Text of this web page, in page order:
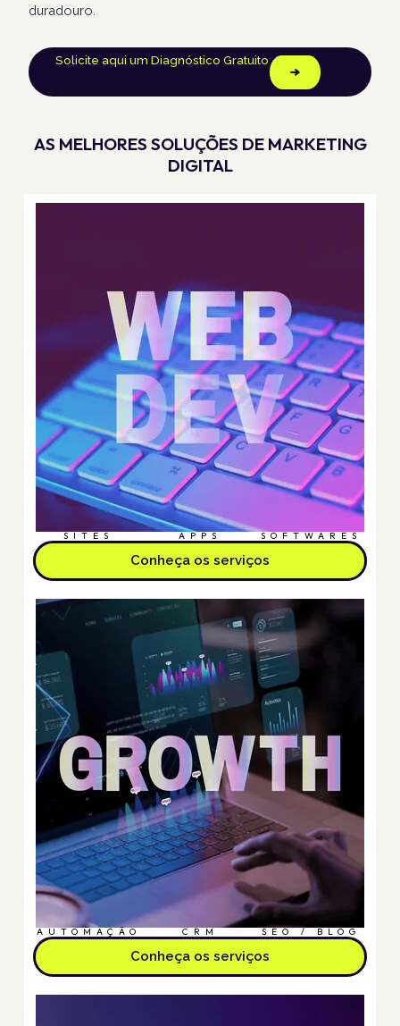
duradouro.
Solicite aqui um Diagnóstico Gratuito
AS MELHORES SOLUÇÕES DE MARKETING
DIGITAL
SITES APPS SOFTWARES
Conheça os serviços
AUTOMAÇÃO CRM SEO / BLOG
Conheça os serviços